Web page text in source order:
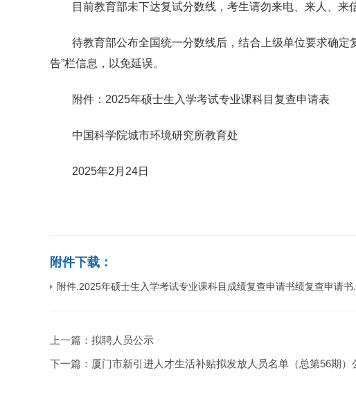
目前教育部未下达复试分数线，考生请勿来电、来人、来
待教育部公布全国统一分数线后，结合上级单位要求确
告”栏信息，以免延误。
附件：2025年硕士生入学考试专业课科目复查申请表
中国科学院城市环境研究所教育处
2025年2月24日
附件下载：
附件.2025年硕士生入学考试专业课科目成绩复查申请书绩复查申请书
上一篇： 拟聘人员公示
下一篇： 厦门市新引进人才生活补贴拟发放人员名单（总第56期）